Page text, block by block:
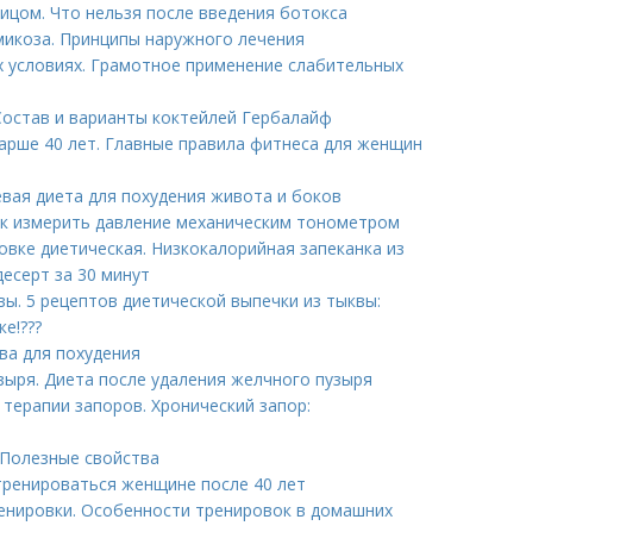
Что нельзя после введения ботокса
Принципы наружного лечения
Грамотное применение слабительных
и варианты коктейлей Гербалайф
40 лет. Главные правила фитнеса для женщин
диета для похудения живота и боков
измерить давление механическим тонометром
диетическая. Низкокалорийная запеканка из
за 30 минут
5 рецептов диетической выпечки из тыквы:
для похудения
Диета после удаления желчного пузыря
запоров. Хронический запор:
свойства
женщине после 40 лет
Особенности тренировок в домашних